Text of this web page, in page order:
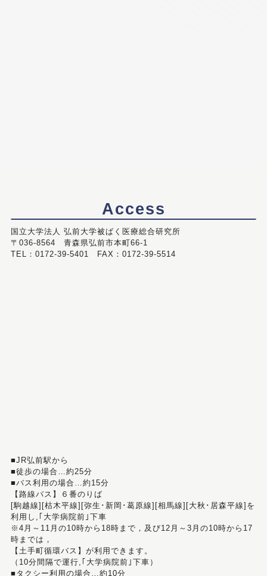
Access
国立大学法人 弘前大学被ばく医療総合研究所
〒036-8564 青森県弘前市本町66-1
TEL：0172-39-5401 FAX：0172-39-5514
■JR弘前駅から
■徒歩の場合…約25分
■バス利用の場合…約15分
【路線バス】６番のりば
[駒越線][枯木平線][弥生･新岡･葛原線][相馬線][大秋･居森平線]を
利用し,｢大学病院前｣下車
※4月～11月の10時から18時まで，及び12月～3月の10時から17
時までは，
【土手町循環バス】が利用できます。
（10分間隔で運行,｢大学病院前｣下車）
■タクシー利用の場合…約10分